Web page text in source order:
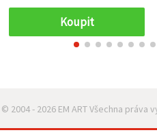
Koupit
© 2004 - 2026 EM ART Všechna práva